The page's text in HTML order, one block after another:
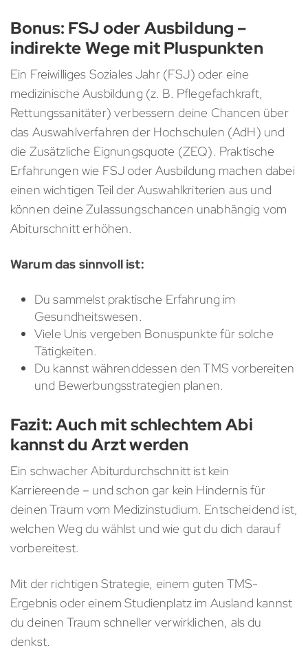
Bonus: FSJ oder Ausbildung –
indirekte Wege mit Pluspunkten
Ein Freiwilliges Soziales Jahr (FSJ) oder eine
medizinische Ausbildung (z. B. Pflegefachkraft,
Rettungssanitäter) verbessern deine Chancen über
das Auswahlverfahren der Hochschulen (AdH) und
die Zusätzliche Eignungsquote (ZEQ). Praktische
Erfahrungen wie FSJ oder Ausbildung machen dabei
einen wichtigen Teil der Auswahlkriterien aus und
können deine Zulassungschancen unabhängig vom
Abiturschnitt erhöhen.
Warum das sinnvoll ist:
Du sammelst praktische Erfahrung im
Gesundheitswesen.
Viele Unis vergeben Bonuspunkte für solche
Tätigkeiten.
Du kannst währenddessen den TMS vorbereiten
und Bewerbungsstrategien planen.
Fazit: Auch mit schlechtem Abi
kannst du Arzt werden
Ein schwacher Abiturdurchschnitt ist kein
Karriereende – und schon gar kein Hindernis für
deinen Traum vom Medizinstudium. Entscheidend ist,
welchen Weg du wählst und wie gut du dich darauf
vorbereitest.
Mit der richtigen Strategie, einem guten TMS-
Ergebnis oder einem Studienplatz im Ausland kannst
du deinen Traum schneller verwirklichen, als du
denkst.